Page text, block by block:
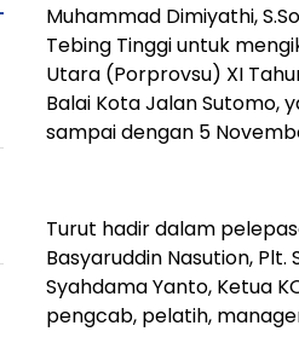
Muhammad Dimiyathi,
Tebing Tinggi untuk
Utara (Porprovsu) XI
Balai Kota Jalan Sutomo,
sampai dengan 5
Turut hadir dalam
Basyaruddin Nasution,
Syahdama Yanto, Ketua
pengcab, pelatih,